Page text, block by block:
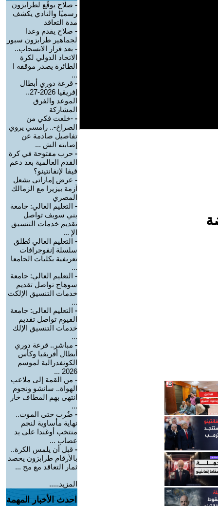
- صلاح يوقّع لطرابزون
رسميًا والنادي يكشف
مدة التعاقد
- صلاح يقدم وعدا
لجماهير طرابزون سبور
- بعد قرار الانسحاب..
الاتحاد الدولي لكرة
الطائرة يصدر موقفه ا
...
- قرعة دوري أبطال
إفريقيا 2026-27..
الموعد والفرق
المشاركة
- -خلعت فكي من
الصراخ-.. رامسي يروي
تفاصيل صادمة عن
إصابته الش ...
- حرب مفتوحة في كرة
القدم العالمية بعد دعم
فيفا لإنفانتينو؟
- عرض إماراتي يشعل
أزمة بيزيرا مع الزمالك
المصري
- التعليم العالي: جامعة
بني سويف تواصل
تقديم خدمات التنسيق
الإ ...
- التعليم العالي تُطلق
سلسلة إنفوجرافات
تعريفية بكليات الجامعا
...
- التعليم العالي: جامعة
سوهاج تواصل تقديم
خدمات التنسيق الإلكت
...
- التعليم العالى: جامعة
الفيوم تواصل تقديم
خدمات التنسيق الإلك
...
- مباشر.. قرعة دوري
أبطال أفريقيا وكأس
الكونفدرالية لموسم
2026 ...
- من القمة إلى ملاعب
الهواة.. سانشو ونجوم
انتهى بهم المطاف خار
...
- ضُرب حتى الموت..
نهاية مأساوية لنجم
منتخب أوغندا على يد
عصاب ...
- قبل أن يلمس الكرة..
بالأرقام طرابزون يحصد
ثمار التعاقد مع مح ...
المزيد.....
احدث الأخبار المهمة